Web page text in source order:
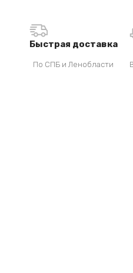
Быстрая доставка
По СПБ и Ленобласти